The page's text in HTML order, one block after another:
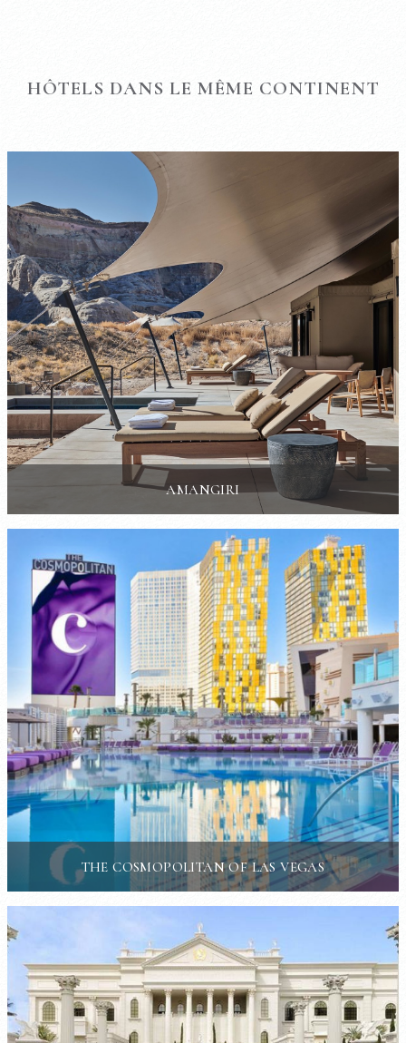
HÔTELS DANS LE MÊME CONTINENT
AMANGIRI
THE COSMOPOLITAN OF LAS VEGAS